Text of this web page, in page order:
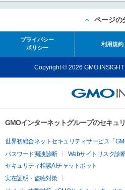
ページの
プライバシー
ポリシー
利用規約
Copyright © 2026 GMO INSIGHT
GMOインターネットグループのセキュ
世界初総合ネットセキュリティサービス「
パスワード漏洩診断
Webサイトリスク診
セキュリティ相談AIチャットボット
実在証明・盗聴対策